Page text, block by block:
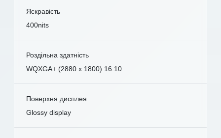
Яскравість
400nits
Роздільна здатність
WQXGA+ (2880 x 1800) 16:10
Поверхня дисплея
Glossy display